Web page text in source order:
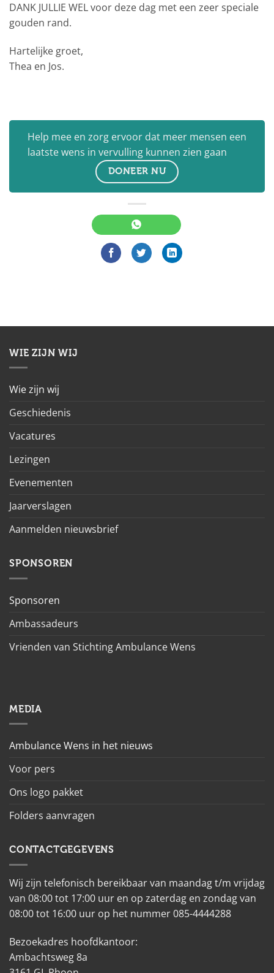
DANK JULLIE WEL voor deze dag met een zeer speciale
gouden rand.
Hartelijke groet,
Thea en Jos.
Help mee en zorg ervoor dat meer mensen een
laatste wens in vervulling kunnen zien gaan
DONEER NU
WIE ZIJN WIJ
Wie zijn wij
Geschiedenis
Vacatures
Lezingen
Evenementen
Jaarverslagen
Aanmelden nieuwsbrief
SPONSOREN
Sponsoren
Ambassadeurs
Vrienden van Stichting Ambulance Wens
MEDIA
Ambulance Wens in het nieuws
Voor pers
Ons logo pakket
Folders aanvragen
CONTACTGEGEVENS
Wij zijn telefonisch bereikbaar van maandag t/m vrijdag
van 08:00 tot 17:00 uur en op zaterdag en zondag van
08:00 tot 16:00 uur op het nummer 085-4444288
Bezoekadres hoofdkantoor:
Ambachtsweg 8a